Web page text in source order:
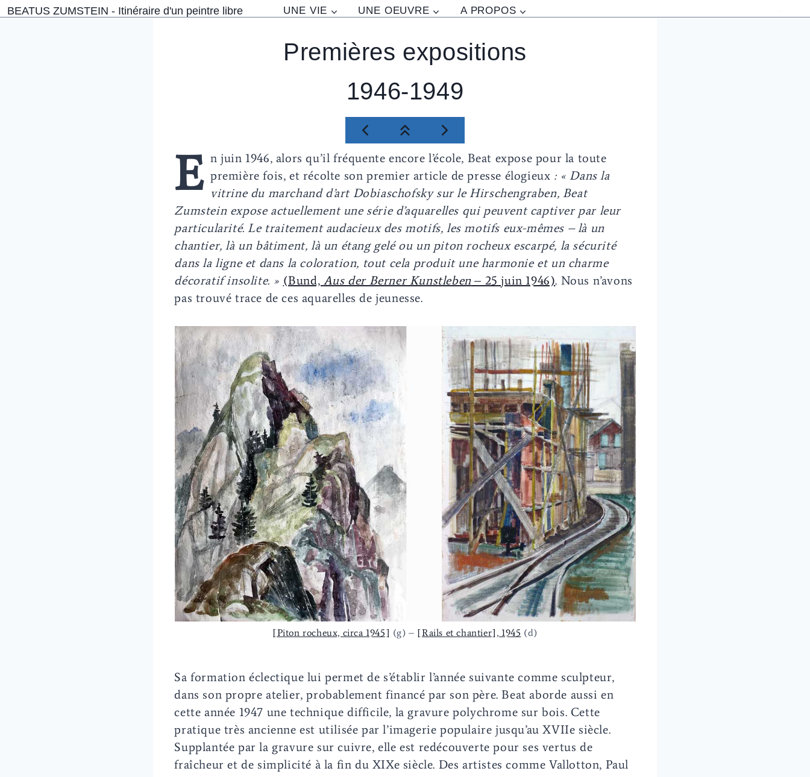
Aller
BEATUS ZUMSTEIN - Itinéraire d'un peintre libre UNE VIE UNE OEUVRE A PROPOS
Premières expositions
1946-1949
E n juin 1946, alors qu’il fréquente encore l’école, Beat expose pour la toute
première fois, et récolte son premier article de presse élogieux : « Dans la
vitrine du marchand d’art Dobiaschofsky sur le Hirschengraben, Beat
Zumstein expose actuellement une série d’aquarelles qui peuvent captiver par leur
particularité. Le traitement audacieux des motifs, les motifs eux-mêmes – là un
chantier, là un bâtiment, là un étang gelé ou un piton rocheux escarpé, la sécurité
dans la ligne et dans la coloration, tout cela produit une harmonie et un charme
décoratif insolite. » (Bund, Aus der Berner Kunstleben– 25 juin 1946). Nous n’avons
pas trouvé trace de ces aquarelles de jeunesse.
[Piton rocheux, circa 1945] (g) – [Rails et chantier], 1945 (d)
Sa formation éclectique lui permet de s’établir l’année suivante comme sculpteur,
dans son propre atelier, probablement financé par son père. Beat aborde aussi en
cette année 1947 une technique difficile, la gravure polychrome sur bois. Cette
pratique très ancienne est utilisée par l’imagerie populaire jusqu’au XVIIe siècle.
Supplantée par la gravure sur cuivre, elle est redécouverte pour ses vertus de
fraîcheur et de simplicité à la fin du XIXe siècle. Des artistes comme Vallotton, Paul